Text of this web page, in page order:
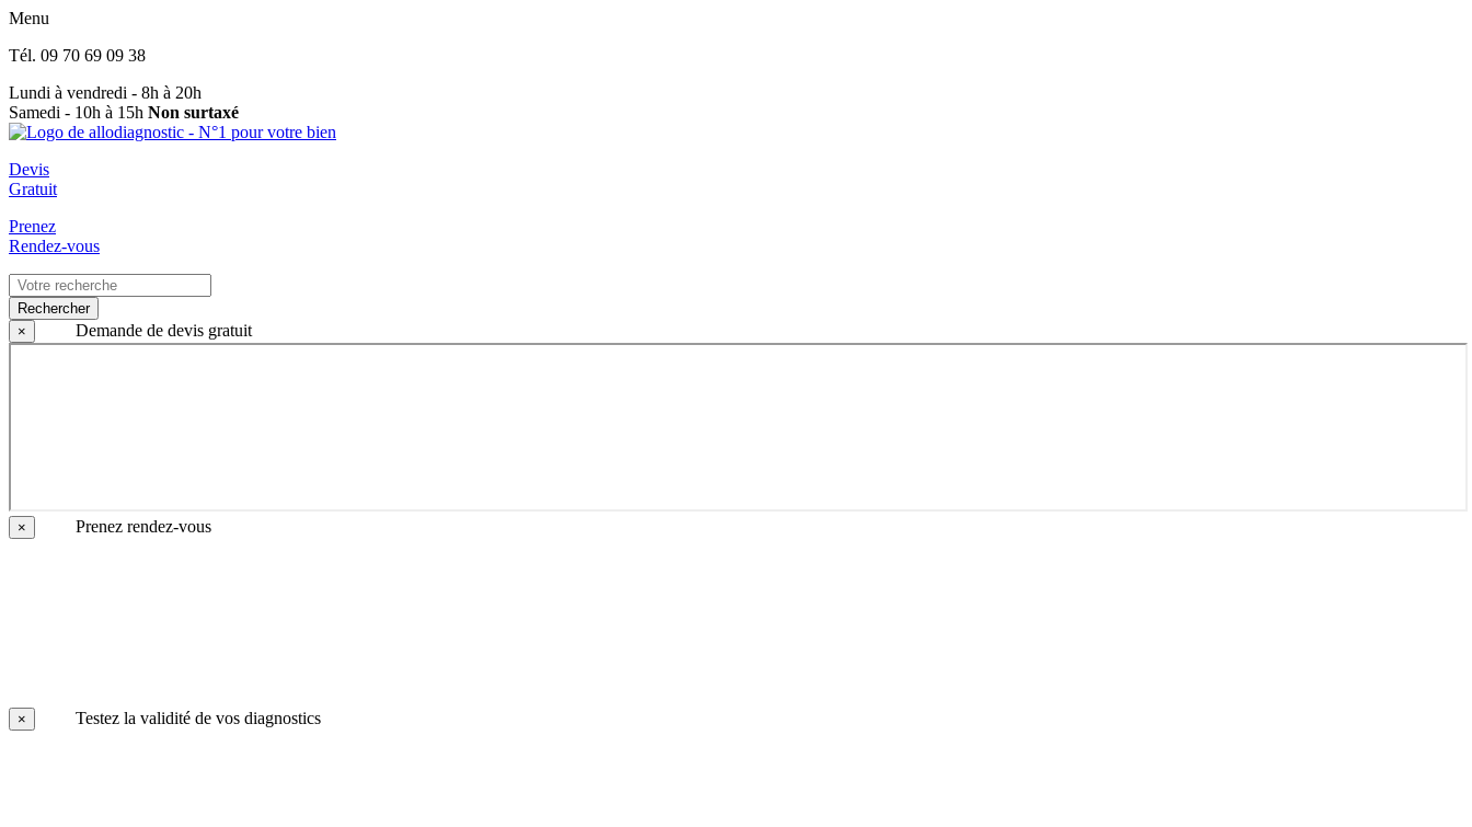
Menu
Tél. 09 70 69 09 38
Lundi à vendredi - 8h à 20h
Samedi - 10h à 15h Non surtaxé
Devis
Gratuit
Prenez
Rendez-vous
Rechercher
×
Demande de devis gratuit
× Prenez rendez-vous
× Testez la validité de vos diagnostics